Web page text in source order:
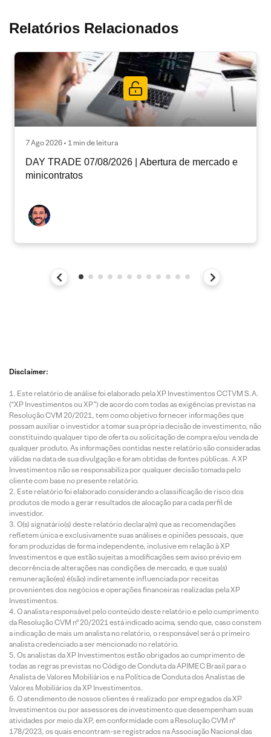
Relatórios Relacionados
7 Ago 2026 • 1 min de leitura
DAY TRADE 07/08/2026 | Abertura de mercado e
minicontratos
Disclaimer:
Este relatório de análise foi elaborado pela XP Investimentos CCTVM S.A.
(“XP Investimentos ou XP”) de acordo com todas as exigências previstas na
Resolução CVM 20/2021, tem como objetivo fornecer informações que
possam auxiliar o investidor a tomar sua própria decisão de investimento, não
constituindo qualquer tipo de oferta ou solicitação de compra e/ou venda de
qualquer produto. As informações contidas neste relatório são consideradas
válidas na data de sua divulgação e foram obtidas de fontes públicas. A XP
Investimentos não se responsabiliza por qualquer decisão tomada pelo
cliente com base no presente relatório.
Este relatório foi elaborado considerando a classificação de risco dos
produtos de modo a gerar resultados de alocação para cada perfil de
investidor.
O(s) signatário(s) deste relatório declara(m) que as recomendações
refletem única e exclusivamente suas análises e opiniões pessoais, que
foram produzidas de forma independente, inclusive em relação à XP
Investimentos e que estão sujeitas a modificações sem aviso prévio em
decorrência de alterações nas condições de mercado, e que sua(s)
remuneração(es) é(são) indiretamente influenciada por receitas
provenientes dos negócios e operações financeiras realizadas pela XP
Investimentos.
O analista responsável pelo conteúdo deste relatório e pelo cumprimento
da Resolução CVM nº 20/2021 está indicado acima, sendo que, caso constem
a indicação de mais um analista no relatório, o responsável será o primeiro
analista credenciado a ser mencionado no relatório.
Os analistas da XP Investimentos estão obrigados ao cumprimento de
todas as regras previstas no Código de Conduta da APIMEC Brasil para o
Analista de Valores Mobiliários e na Política de Conduta dos Analistas de
Valores Mobiliários da XP Investimentos.
O atendimento de nossos clientes é realizado por empregados da XP
Investimentos ou por assessores de investimento que desempenham suas
atividades por meio da XP, em conformidade com a Resolução CVM nº
178/2023, os quais encontram-se registrados na Associação Nacional das